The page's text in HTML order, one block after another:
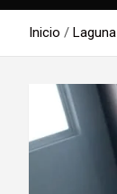
Inicio Laguna